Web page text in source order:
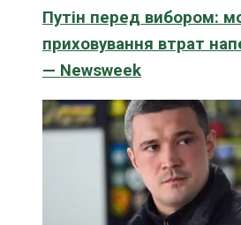
Путін перед вибором:
приховування втрат
— Newsweek